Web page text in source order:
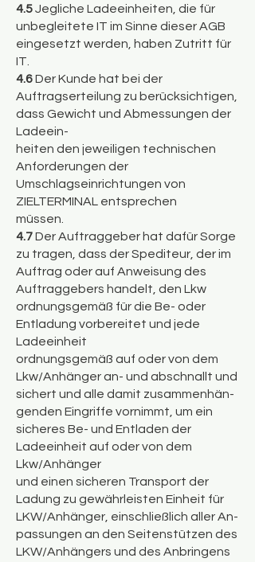
4.5Jegliche Ladeeinheiten, die für
unbegleitete IT im Sinne dieser AGB
eingesetzt werden, haben Zutritt für
IT.
4.6Der Kunde hat bei der
Auftragserteilung zu berücksichtigen,
dass Gewicht und Abmessungen der
Ladeein-
heiten den jeweiligen technischen
Anforderungen der
Umschlagseinrichtungen von
ZIELTERMINAL entsprechen
müssen.
4.7Der Auftraggeber hat dafür Sorge
zu tragen, dass der Spediteur, der im
Auftrag oder auf Anweisung des
Auftraggebers handelt, den Lkw
ordnungsgemäß für die Be- oder
Entladung vorbereitet und jede
Ladeeinheit
ordnungsgemäß auf oder von dem
Lkw/Anhänger an- und abschnallt und
sichert und alle damit zusammenhän-
genden Eingriffe vornimmt, um ein
sicheres Be- und Entladen der
Ladeeinheit auf oder von dem
Lkw/Anhänger
und einen sicheren Transport der
Ladung zu gewährleisten Einheit für
LKW/Anhänger, einschließlich aller An-
passungen an den Seitenstützen des
LKW/Anhängers und des Anbringens